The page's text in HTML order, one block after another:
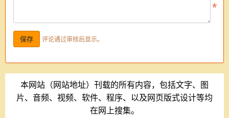
评论通过审核后显示。
本网站（网站地址）刊载的所有内容，包括文字、图
片、音频、视频、软件、程序、以及网页版式设计等均
在网上搜集。